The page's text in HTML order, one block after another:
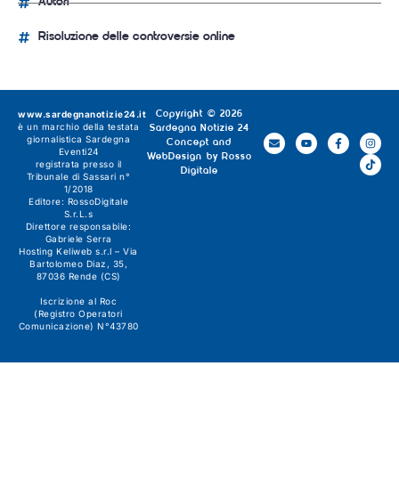
Risoluzione delle controversie online
Copyright © 2026
Sardegna Notizie 24
Concept and
WebDesign by Rosso
Digitale
www.sardegnanotizie24.it
è un marchio della testata
giornalistica Sardegna
Eventi24
registrata presso il
Tribunale di Sassari n°
1/2018
Editore: RossoDigitale
S.r.L.s
Direttore responsabile:
Gabriele Serra
Hosting Keliweb s.r.l – Via
Bartolomeo Diaz, 35,
87036 Rende (CS)
Iscrizione al Roc
(Registro Operatori
Comunicazione) N°43780